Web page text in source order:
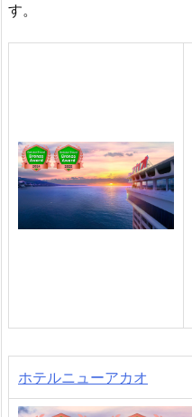
す。
ホテルニューアカオ